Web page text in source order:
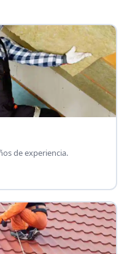
de experiencia.